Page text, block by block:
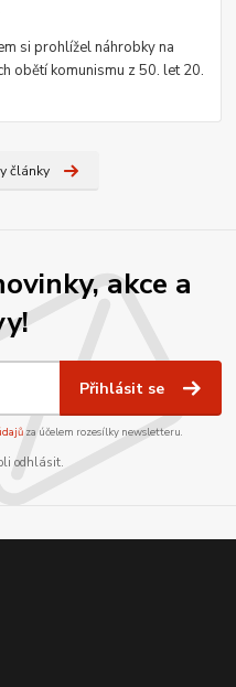
si prohlížel náhrobky na
obětí komunismu z 50. let 20.
články
akce a
Přihlásit se
za účelem rozesílky newsletteru.
odhlásit.